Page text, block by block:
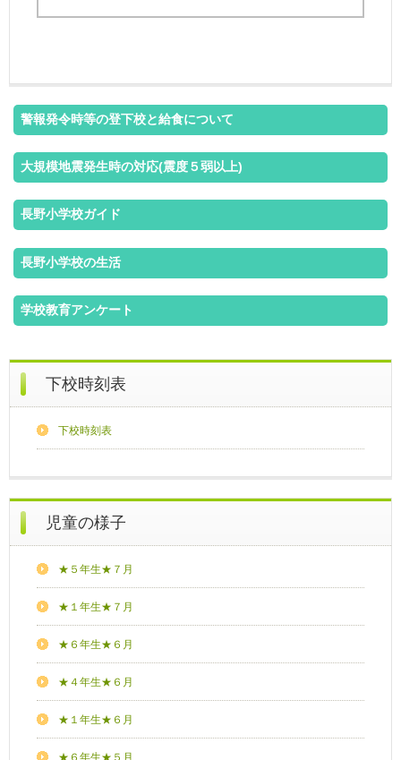
警報発令時等の登下校と給食について
大規模地震発生時の対応(震度５弱以上)
長野小学校ガイド
長野小学校の生活
学校教育アンケート
下校時刻表
下校時刻表
児童の様子
★５年生★７月
★１年生★７月
★６年生★６月
★４年生★６月
★１年生★６月
★６年生★５月